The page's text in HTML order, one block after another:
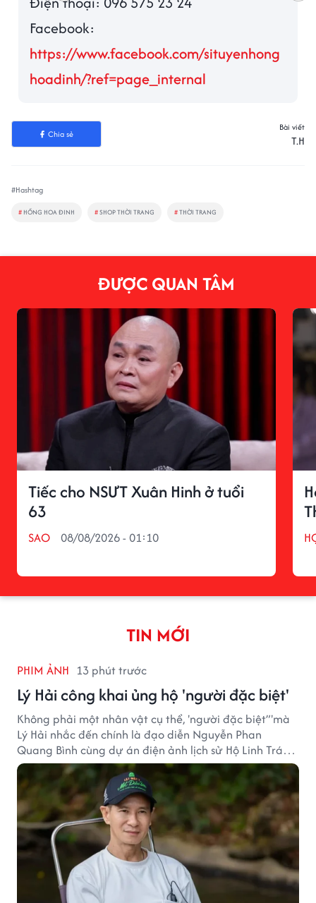
Facebook:
https://www.facebook.com/situyenhong
hoadinh/?ref=page_internal
Chia sẻ
Bài viết
T.H
#Hashtag
# HỒNG HOA ĐINH #SHOP THỜI TRANG #THỜI TRANG
ĐƯỢC QUAN TÂM
Tiếc cho NSƯT Xuân Hinh ở tuổi
63
SAO 08/08/2026 - 01:10
TIN MỚI
PHIM ẢNH 13 phút trước
Lý Hải công khai ủng hộ 'người đặc biệt'
Không phải một nhân vật cụ thể, 'người đặc biệt”'mà
Lý Hải nhắc đến chính là đạo diễn Nguyễn Phan
Quang Bình cùng dự án điện ảnh lịch sử Hộ Linh Tráng
Sĩ: Bí Ẩn Mộ Vua Đinh.